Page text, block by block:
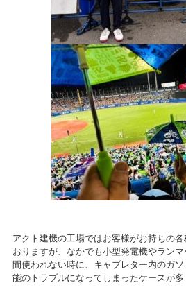
アクト建機の工場ではお客様がお持ちの
おりますが、なかでも小型発電機やラン
間使われない時に、キャブレター内のガ
能のトラブルになってしまったケースが多